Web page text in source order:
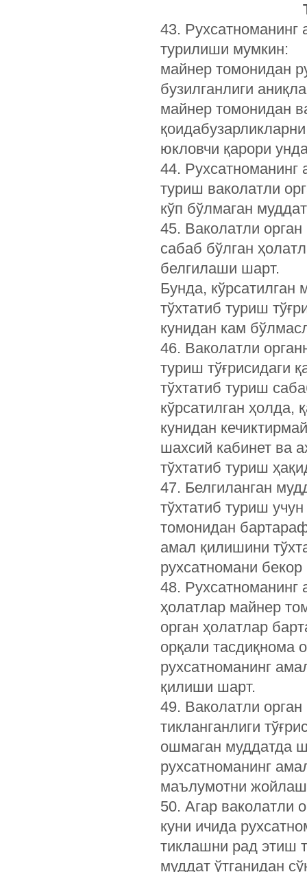
43. Рухсатноманинг
турилиши мумкин:
майнер томонидан
бузилганлиги
майнер томонидан
юкловчи қарори
44. Рухсатноманинг
туриш ваколатли
кўп бўлмаган
45. Ваколатли
сабаб бўлган
белгилаши шарт.
Бунда, кўрсатилган
тўхтатиб туриш
кунидан кам
46. Ваколатли
туриш тўғрисидаги
тўхтатиб туриш
кўрсатилган ҳолда,
кунидан
шахсий кабинет ва
тўхтатиб туриш
47. Белгиланган
тўхтатиб туриш
томонидан
амал қилишини
рухсатномани
48. Рухсатноманинг
ҳолатлар майнер
орган ҳолатлар
орқали тасдиқнома
рухсатноманинг
қилиши шарт.
49. Ваколатли
тикланганлиги
ошмаган муддатда
рухсатноманинг
маълумотни
50. Агар ваколатли
куни ичида
тиклашни рад этиш
муддат ўтганидан